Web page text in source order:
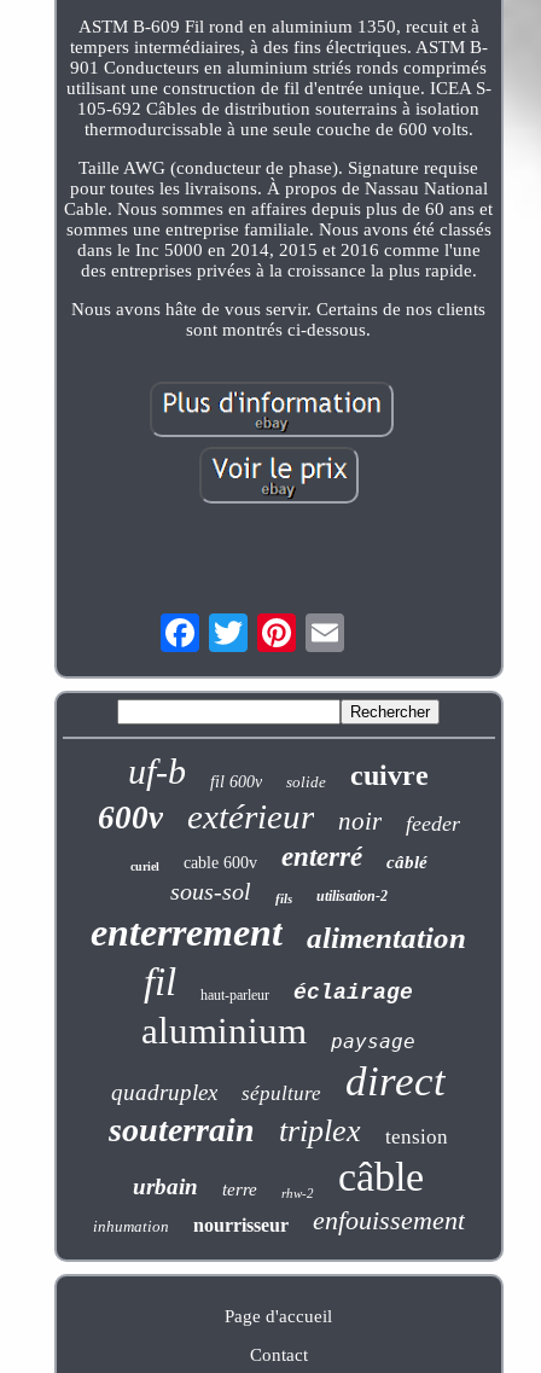
ASTM B-609 Fil rond en aluminium 1350, recuit et à
tempers intermédiaires, à des fins électriques. ASTM B-
901 Conducteurs en aluminium striés ronds comprimés
utilisant une construction de fil d'entrée unique. ICEA S-
105-692 Câbles de distribution souterrains à isolation
thermodurcissable à une seule couche de 600 volts.
Taille AWG (conducteur de phase). Signature requise
pour toutes les livraisons. À propos de Nassau National
Cable. Nous sommes en affaires depuis plus de 60 ans et
sommes une entreprise familiale. Nous avons été classés
dans le Inc 5000 en 2014, 2015 et 2016 comme l'une
des entreprises privées à la croissance la plus rapide.
Nous avons hâte de vous servir. Certains de nos clients
sont montrés ci-dessous.
uf-b fil 600v solide cuivre
600v extérieur noir feeder
curiel cable 600v enterré câblé
sous-sol fils utilisation-2
enterrement alimentation
fil haut-parleur éclairage
aluminium paysage
quadruplex sépulture direct
souterrain triplex tension
urbain terre rhw-2 câble
inhumation nourrisseur enfouissement
Page d'accueil
Contact